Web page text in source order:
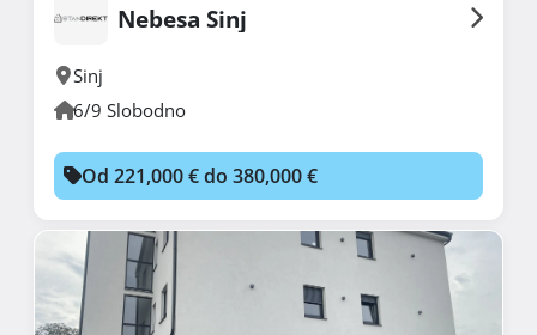
Nebesa Sinj
Sinj
6/9 Slobodno
Od 221,000 € do 380,000 €